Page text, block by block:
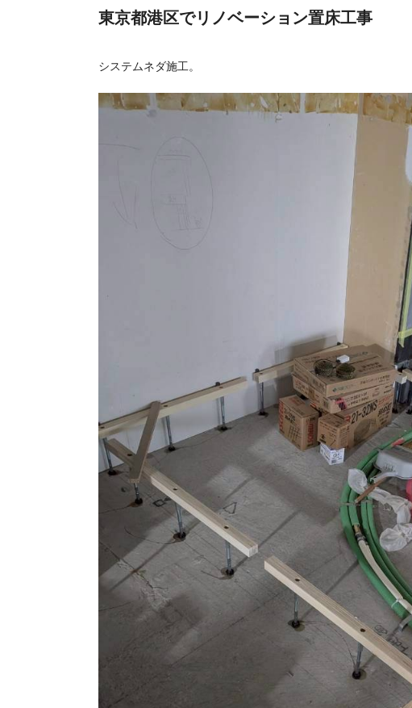
東京都港区でリノベーション置床工事
システムネダ施工。